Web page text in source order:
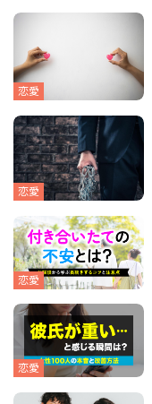
恋愛
恋愛
恋愛
恋愛